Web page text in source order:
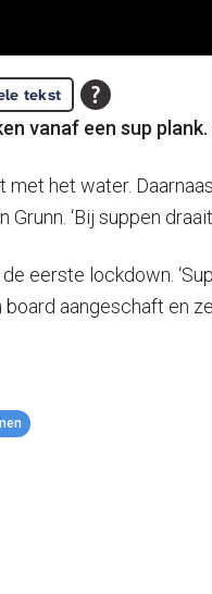
tekst
vanaf een sup
met het water.
Grunn. ‘Bij suppen
eerste lockdown.
board aangeschaft